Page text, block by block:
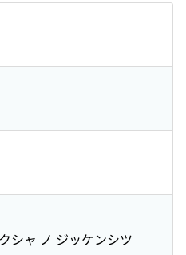
シャ ノ ジッケンシツ